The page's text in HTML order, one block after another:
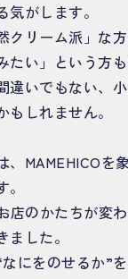
がします。
クリーム派」な
い」という方も
違いでもない、
しれません。
、MAMEHICOを
店のかたちが変
した。
にをのせるか”